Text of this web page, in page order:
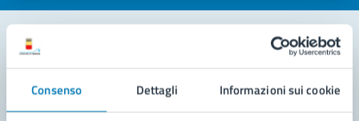
Consenso Dettagli Informazioni sui cookie
Leggi le domande frequenti